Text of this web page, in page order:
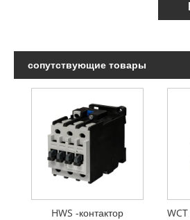
сопутствующие товары
HWS -контактор